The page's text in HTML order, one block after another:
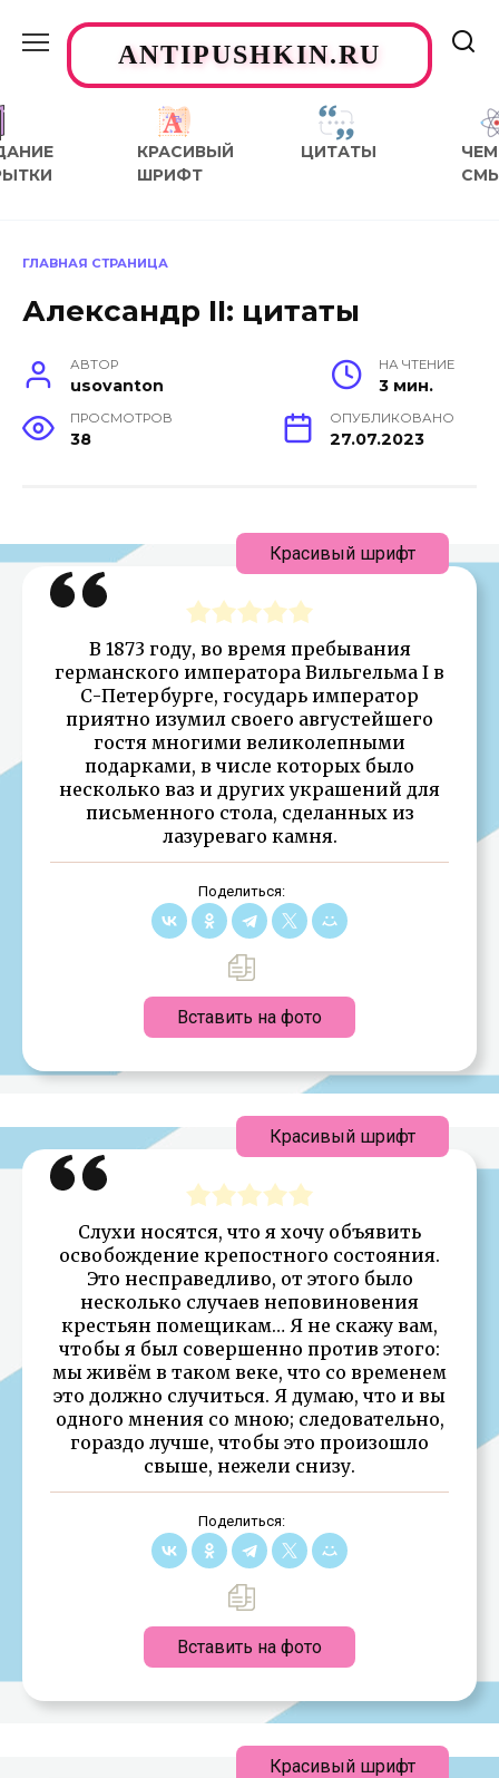
содержаниюANTIPUSHKIN.RU
КРАСИВЫЙ
ШРИФТ
ЦИТАТЫ
ЧЕМ
ГЛАВНАЯ СТРАНИЦА
Александр II: цитаты
АВТОР
usovanton
НА ЧТЕНИЕ
3 мин.
ПРОСМОТРОВ
38
ОПУБЛИКОВАНО
27.07.2023
В 1873 году, во время пребывания
германского императора Вильгельма I в
С-Петербурге, государь император
приятно изумил своего августейшего
гостя многими великолепными
подарками, в числе которых было
несколько ваз и других украшений для
письменного стола, сделанных из
лазуреваго камня.
Поделиться:
Вставить на фото
Красивый шрифт
Слухи носятся, что я хочу объявить
освобождение крепостного состояния.
Это несправедливо, от этого было
несколько случаев неповиновения
крестьян помещикам… Я не скажу вам,
чтобы я был совершенно против этого:
мы живём в таком веке, что со временем
это должно случиться. Я думаю, что и вы
одного мнения со мною; следовательно,
гораздо лучше, чтобы это произошло
свыше, нежели снизу.
Поделиться:
Вставить на фото
Красивый шрифт
Красивый шрифт